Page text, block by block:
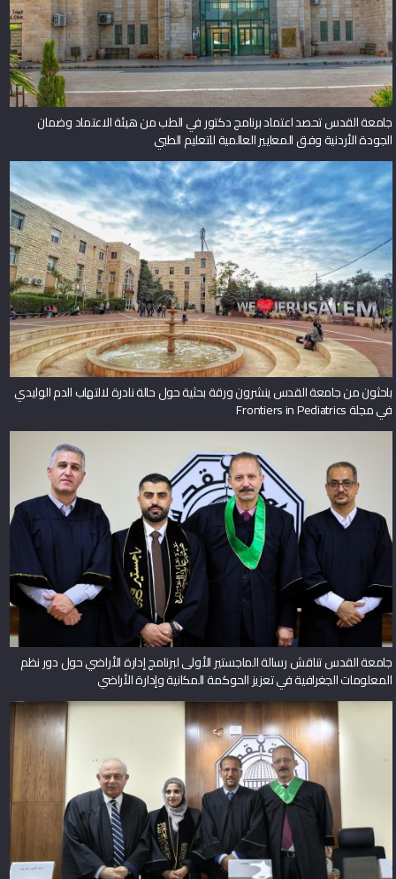
جامعة القدس تحصد اعتماد برنامج دكتور في الطب من هيئة الاعتماد وضمان
الجودة الأردنية وفق المعايير العالمية للتعليم الطبي
باحثون من جامعة القدس ينشرون ورقة بحثية حول حالة نادرة لالتهاب الدم الوليدي
في مجلة Frontiers in Pediatrics
جامعة القدس تناقش رسالة الماجستير الأولى لبرنامج إدارة الأراضي حول دور نظم
المعلومات الجغرافية في تعزيز الحوكمة المكانية وإدارة الأراضي